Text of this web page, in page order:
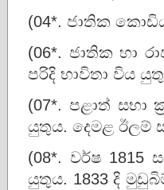
(04*. ජාතික
(06*. ජාතික හා
පරිදි භාවිතා විය
(07*. පළාත්
යුතුය. දෙමළ ඊලම්
(08*. වර්ෂ 1815
යුතුය. 1833 දි